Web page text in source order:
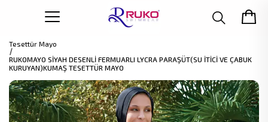
Tesettür Mayo
RUKOMAYO SİYAH DESENLİ FERMUARLI LYCRA PARAŞÜT(SU İTİCİ VE ÇABUK
KURUYAN)KUMAŞ TESETTÜR MAYO